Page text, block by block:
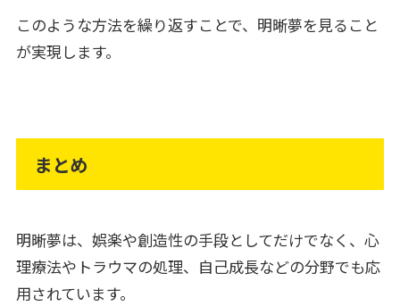
このような方法を繰り返すことで、明晰夢を見ること
が実現します。
まとめ
明晰夢は、娯楽や創造性の手段としてだけでなく、心
理療法やトラウマの処理、自己成長などの分野でも応
用されています。